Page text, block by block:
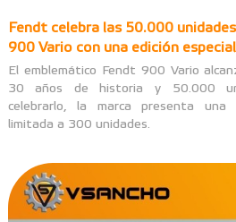
Fendt celebra las 50.000
900 Vario con una edición
El emblemático Fendt 900 Vario
30 años de historia y 50.000
celebrarlo, la marca presenta una
limitada a 300 unidades.